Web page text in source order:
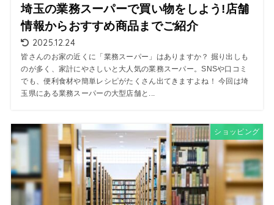
埼玉の業務スーパーで買い物をしよう!店舗
情報からおすすめ商品までご紹介
2025.12.24
皆さんのお家の近くに「業務スーパー」はありますか？ 掘り出しも
のが多く、家計にやさしいと大人気の業務スーパー。SNSや口コミ
でも、便利食材や簡単レシピがたくさん出てきますよね！ 今回は埼
玉県にある業務スーパーの大型店舗と...
ショッピング